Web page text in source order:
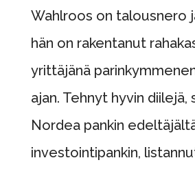
Wahlroos on talousnero
hän on rakentanut
yrittäjänä
ajan. Tehnyt hyvin diilejä,
Nordea pankin
investointipankin,